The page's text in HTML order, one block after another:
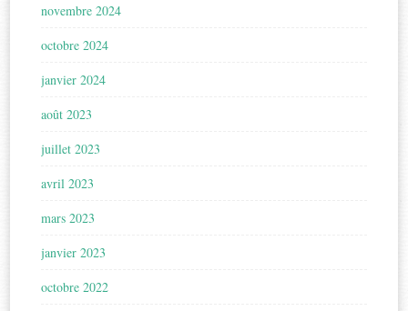
novembre 2024
octobre 2024
janvier 2024
août 2023
juillet 2023
avril 2023
mars 2023
janvier 2023
octobre 2022